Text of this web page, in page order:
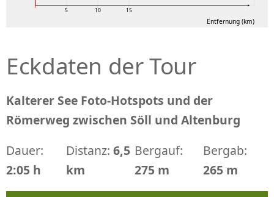
5 10 15
Entfernung (km)
Eckdaten der Tour
Kalterer See Foto-Hotspots und der
Römerweg zwischen Söll und Altenburg
Dauer:
2:05 h
Distanz: 6,5
km
Bergauf:
275 m
Bergab:
265 m